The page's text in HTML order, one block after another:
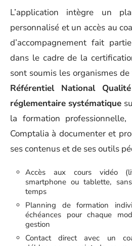
L’application intègre un
personnalisé et un accès au
d’accompagnement fait
dans le cadre de la
sont soumis les organismes
Référentiel National
réglementaire systématique
la formation
Comptalia à documenter et
ses contenus et de ses outils
Accès aux cours vidéo
smartphone ou tablette,
temps
Planning de formation
échéances pour chaque
gestion
Contact direct avec un